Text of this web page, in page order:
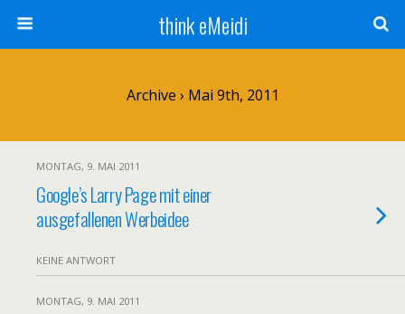
think eMeidi
Archive › Mai 9th, 2011
MONTAG, 9. MAI 2011
Google’s Larry Page mit einer
ausgefallenen Werbeidee
KEINE ANTWORT
MONTAG, 9. MAI 2011